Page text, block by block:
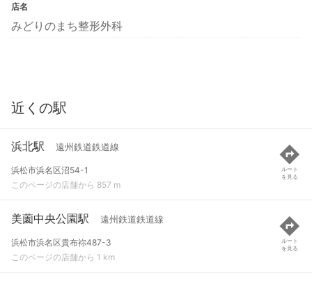
店名
みどりのまち整形外科
近くの駅
浜北駅 遠州鉄道鉄道線
浜松市浜名区沼54-1
このページの店舗から 857 m
ルート
を見る
美薗中央公園駅 遠州鉄道鉄道線
浜松市浜名区貴布祢487-3
このページの店舗から 1 km
ルート
を見る